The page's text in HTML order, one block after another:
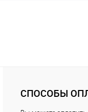
СПОСОБЫ